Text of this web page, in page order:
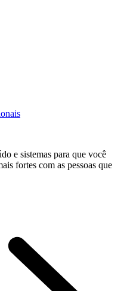
e sistemas para que você
fortes com as pessoas que